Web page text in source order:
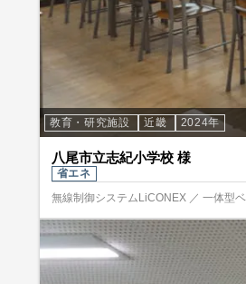
教育・研究施設 近畿 2024年
八尾市立志紀小学校 様
省エネ
無線制御システムLiCONEX ／ 一体型